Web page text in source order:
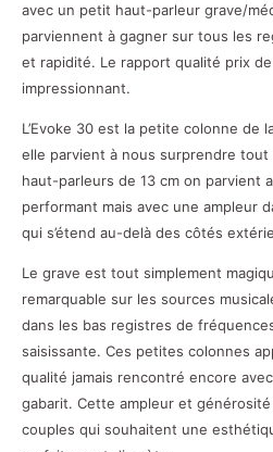
avec un petit haut-parleur grave/
parviennent à gagner sur tous les
et rapidité. Le rapport qualité prix
impressionnant.
L’Evoke 30 est la petite colonne de
elle parvient à nous surprendre
haut-parleurs de 13 cm on parvient
performant mais avec une ampleur
qui s’étend au-delà des côtés
Le grave est tout simplement
remarquable sur les sources
dans les bas registres de
saisissante. Ces petites colonnes
qualité jamais rencontré encore
gabarit. Cette ampleur et générosité
couples qui souhaitent une